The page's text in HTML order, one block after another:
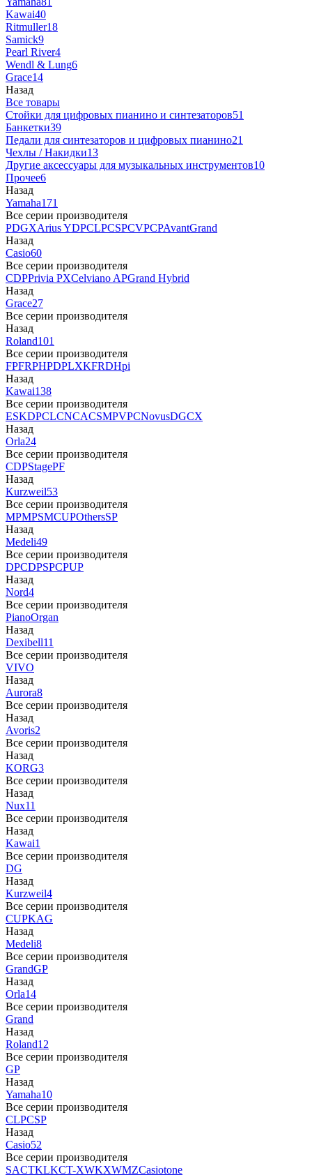
Kawai40
Ritmuller18
Samick9
Pearl River4
Wendl & Lung6
Grace14
Назад
Все товары
Стойки для цифровых пианино и синтезаторов51
Банкетки39
Педали для синтезаторов и цифровых пианино21
Чехлы / Накидки13
Другие аксессуары для музыкальных инструментов10
Прочее6
Назад
Yamaha171
Все серии производителя
PDGXArius YDPCLPCSPCVPCPAvantGrand
Назад
Casio60
Все серии производителя
CDPPrivia PXCelviano APGrand Hybrid
Назад
Grace27
Все серии производителя
Назад
Roland101
Все серии производителя
FPFRPHPDPLXKFRDHpi
Назад
Kawai138
Все серии производителя
ESKDPCLCNCACSMPVPCNovusDGCX
Назад
Orla24
Все серии производителя
CDPStagePF
Назад
Kurzweil53
Все серии производителя
MPMPSMCUPOthersSP
Назад
Medeli49
Все серии производителя
DPCDPSPCPUP
Назад
Nord4
Все серии производителя
PianoOrgan
Назад
Dexibell11
Все серии производителя
VIVO
Назад
Aurora8
Все серии производителя
Назад
Avoris2
Все серии производителя
Назад
KORG3
Все серии производителя
Назад
Nux11
Все серии производителя
Назад
Kawai1
Все серии производителя
DG
Назад
Kurzweil4
Все серии производителя
CUPKAG
Назад
Medeli8
Все серии производителя
GrandGP
Назад
Orla14
Все серии производителя
Grand
Назад
Roland12
Все серии производителя
GP
Назад
Yamaha10
Все серии производителя
CLPCSP
Назад
Casio52
Все серии производителя
SACTKLKCT-XWKXWMZCasiotone